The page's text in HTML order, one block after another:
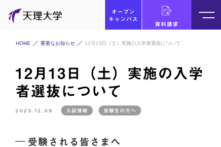
オープン
キャンパス
資料請求
HOME 重要なお知らせ 12月13日（土）実施の入学者選抜について
12月13日（土）実施の入学
者選抜について
2025.12.08 入試情報 受験生の方へ
受験される皆さまへ